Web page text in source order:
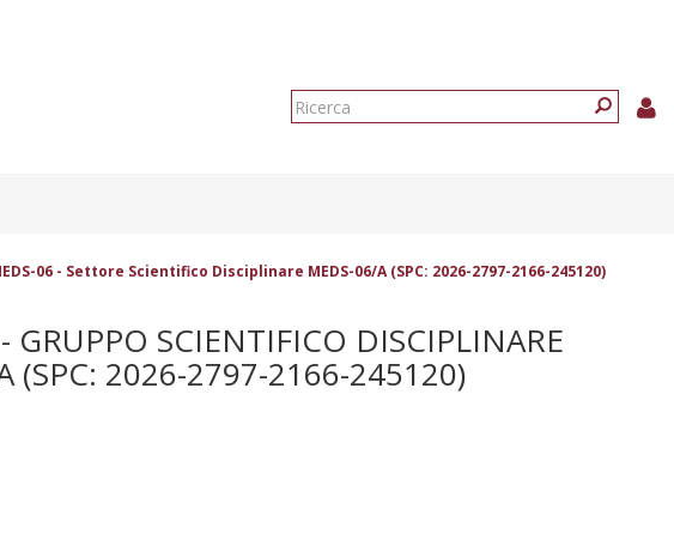
Form
- Settore Scientifico Disciplinare MEDS-06/A (SPC: 2026-2797-2166-245120)
SCIENTIFICO DISCIPLINARE
(SPC: 2026-2797-2166-245120)